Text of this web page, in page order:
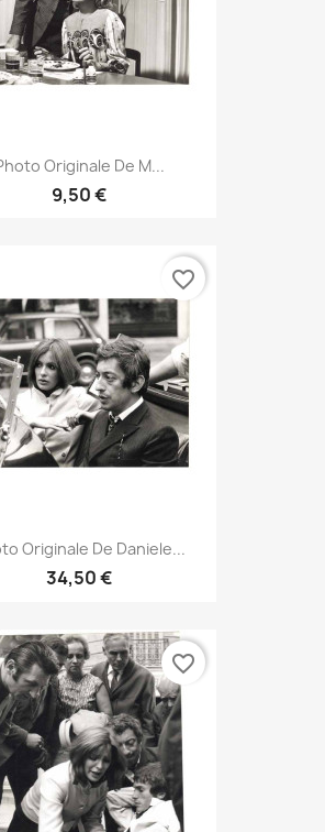
Originale De M...
9,50 €
Originale De Daniele...
34,50 €
favorite_border
favorite_border